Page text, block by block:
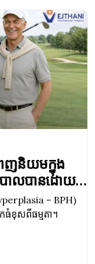
ញនិយមក្នុង
ាលបានដោយ
– BPH)
ធំខុសពីធម្មតា។